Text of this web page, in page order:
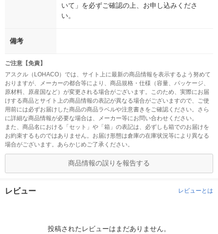
いて」を必ずご確認の上、お申し込みくださ
い。
備考
ご注意【免責】
アスクル（LOHACO）では、サイト上に最新の商品情報を表示するよう努めて
おりますが、メーカーの都合等により、商品規格・仕様（容量、パッケージ、
原材料、原産国など）が変更される場合がございます。このため、実際にお届
けする商品とサイト上の商品情報の表記が異なる場合がございますので、ご使
用前には必ずお届けした商品の商品ラベルや注意書きをご確認ください。さら
に詳細な商品情報が必要な場合は、メーカー等にお問い合わせください。
また、商品名における「セット」や「箱」の表記は、必ずしも箱でのお届けを
お約束するものではありません。お届け形態は倉庫の在庫状況等により異なる
場合がございます。あらかじめご了承ください。
商品情報の誤りを報告する
レビュー レビューとは
投稿されたレビューはまだありません。